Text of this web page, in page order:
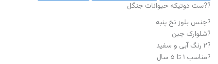
??ست دوتیکه حیوانات جنگل
?جنس بلوز نخ پنبه
?شلوارک جین
?۲ رنگ آبی و سفید
?مناسب ۱ تا ۵ سال